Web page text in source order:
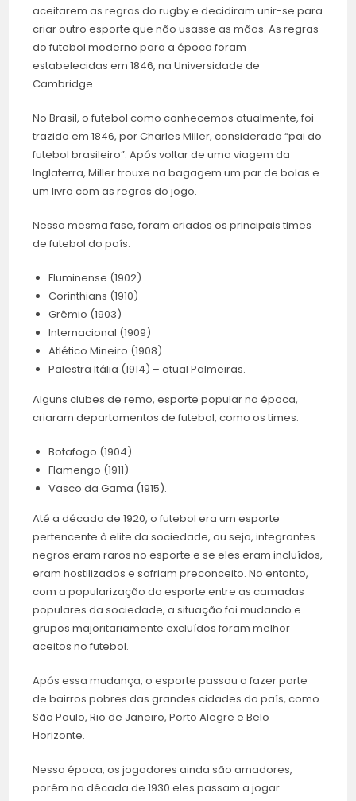
aceitarem as regras do rugby e decidiram unir-se para
criar outro esporte que não usasse as mãos. As regras
do futebol moderno para a época foram
estabelecidas em 1846, na Universidade de
Cambridge.
No Brasil, o futebol como conhecemos atualmente, foi
trazido em 1846, por Charles Miller, considerado “pai do
futebol brasileiro”. Após voltar de uma viagem da
Inglaterra, Miller trouxe na bagagem um par de bolas e
um livro com as regras do jogo.
Nessa mesma fase, foram criados os principais times
de futebol do país:
Fluminense (1902)
Corinthians (1910)
Grêmio (1903)
Internacional (1909)
Atlético Mineiro (1908)
Palestra Itália (1914) – atual Palmeiras.
Alguns clubes de remo, esporte popular na época,
criaram departamentos de futebol, como os times:
Botafogo (1904)
Flamengo (1911)
Vasco da Gama (1915).
Até a década de 1920, o futebol era um esporte
pertencente à elite da sociedade, ou seja, integrantes
negros eram raros no esporte e se eles eram incluídos,
eram hostilizados e sofriam preconceito. No entanto,
com a popularização do esporte entre as camadas
populares da sociedade, a situação foi mudando e
grupos majoritariamente excluídos foram melhor
aceitos no futebol.
Após essa mudança, o esporte passou a fazer parte
de bairros pobres das grandes cidades do país, como
São Paulo, Rio de Janeiro, Porto Alegre e Belo
Horizonte.
Nessa época, os jogadores ainda são amadores,
porém na década de 1930 eles passam a jogar